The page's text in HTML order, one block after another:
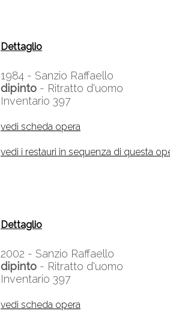
Dettaglio
1984 - Sanzio Raffaello
dipinto - Ritratto d'uomo
Inventario 397
vedi scheda opera
vedi i restauri in sequenza di questa
Dettaglio
2002 - Sanzio Raffaello
dipinto - Ritratto d'uomo
Inventario 397
vedi scheda opera